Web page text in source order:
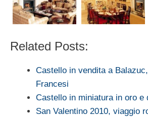
Related Posts:
Castello in vendita a
Francesi
Castello in miniatura in oro
San Valentino 2010, viaggio